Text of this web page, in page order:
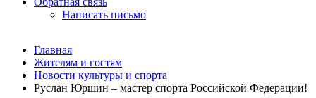
Написать письмо
Главная
Жителям и гостям
Новости культуры и спорта
Руслан Юршин – мастер спорта Российской Федерации!